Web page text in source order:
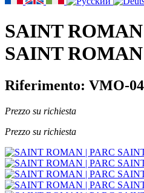
SAINT
SAINT
Riferimento: VMO-
Prezzo su richiesta
Prezzo su richiesta